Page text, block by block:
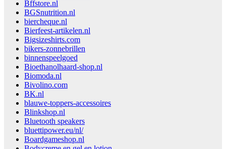
Bffstore.nl
BGSnutrition.nl
biercheque.nl
Bierfeest-artikelen.nl
Bigsizeshirts.com
bikers-zonnebrillen
binnenspeelgoed
Bioethanolhaard-shop.nl
Biomoda.nl
Bivolino.com
BK.nl
blauwe-toppers-accessoires
Blinkshop.nl
Bluetooth speakers
bluettipower.eu/nl/
Boardgameshop.nl